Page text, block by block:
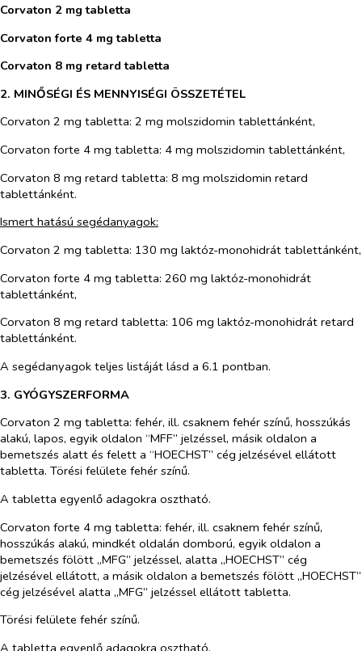
Corvaton 2 mg tabletta
Corvaton forte 4 mg tabletta
Corvaton 8 mg retard tabletta
2. MINŐSÉGI ÉS MENNYISÉGI ÖSSZETÉTEL
Corvaton 2 mg tabletta: 2 mg molszidomin tablettánként,
Corvaton forte 4 mg tabletta: 4 mg molszidomin tablettánként,
Corvaton 8 mg retard tabletta: 8 mg molszidomin retard
tablettánként.
Ismert hatású segédanyagok:
Corvaton 2 mg tabletta: 130 mg laktóz-monohidrát tablettánként,
Corvaton forte 4 mg tabletta: 260 mg laktóz-monohidrát
tablettánként,
Corvaton 8 mg retard tabletta: 106 mg laktóz-monohidrát retard
tablettánként.
A segédanyagok teljes listáját lásd a 6.1 pontban.
3. GYÓGYSZERFORMA
Corvaton 2 mg tabletta: fehér, ill. csaknem fehér színű, hosszúkás
alakú, lapos, egyik oldalon “MFF” jelzéssel, másik oldalon a
bemetszés alatt és felett a “HOECHST” cég jelzésével ellátott
tabletta. Törési felülete fehér színű.
A tabletta egyenlő adagokra osztható.
Corvaton forte 4 mg tabletta: fehér, ill. csaknem fehér színű,
hosszúkás alakú, mindkét oldalán domború, egyik oldalon a
bemetszés fölött „MFG” jelzéssel, alatta „HOECHST” cég
jelzésével ellátott, a másik oldalon a bemetszés fölött „HOECHST”
cég jelzésével alatta „MFG” jelzéssel ellátott tabletta.
Törési felülete fehér színű.
A tabletta egyenlő adagokra osztható.